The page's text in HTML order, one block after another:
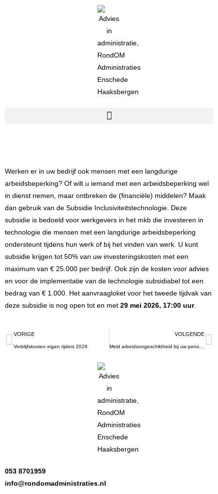
Werken er in uw bedrijf ook mensen met een langdurige
arbeidsbeperking? Of wilt u iemand met een arbeidsbeperking wel
in dienst nemen, maar ontbreken de (financiële) middelen? Maak
dan gebruik van de Subsidie Inclusiviteitstechnologie . Deze
subsidie is bedoeld voor werkgevers in het mkb die investeren in
technologie die mensen met een langdurige arbeidsbeperking
ondersteunt tijdens hun werk of bij het vinden van werk. U kunt
subsidie krijgen tot 50% van uw investeringskosten met een
maximum van € 25.000 per bedrijf. Ook zijn de kosten voor advies
en voor de implementatie van de technologie subsidiabel tot een
bedrag van € 1.000. Het aanvraagloket voor het tweede tijdvak van
deze subsidie is nog open tot en met 29 mei 2026, 17:00 uur.
VORIGE
Verblijfskosten eigen rijders 2026
VOLGENDE
Meld arbeidsongeschiktheid bij uw pensioenfonds
053 8701959
info@rondomadministraties.nl